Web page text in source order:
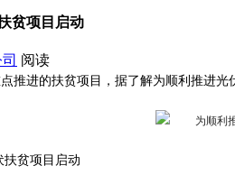
贫项目启动
阅读
推进的扶贫项目，据了解为顺利推进
扶贫项目启动